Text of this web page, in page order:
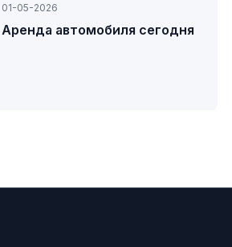
01-05-2026
Аренда автомобиля сегодня